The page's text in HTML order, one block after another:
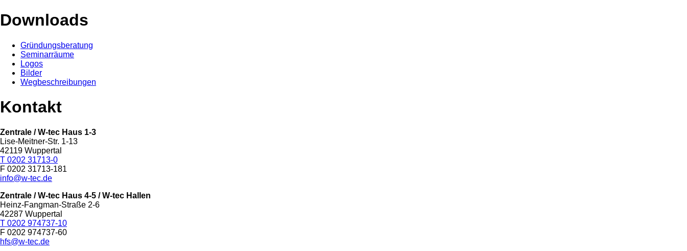
Downloads
Gründungsberatung
Seminarräume
Logos
Bilder
Wegbeschreibungen
Kontakt
Zentrale / W-tec Haus 1-3
Lise-Meitner-Str. 1-13
42119 Wuppertal
T 0202 31713-0
F 0202 31713-181
info@w-tec.de
Zentrale / W-tec Haus 4-5 / W-tec Hallen
Heinz-Fangman-Straße 2-6
42287 Wuppertal
T 0202 974737-10
F 0202 974737-60
hfs@w-tec.de